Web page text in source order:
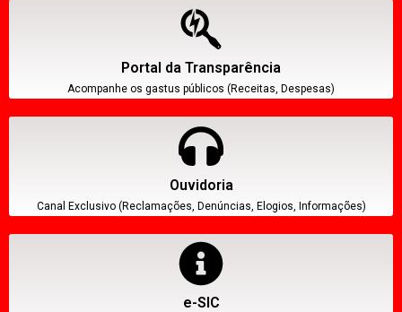
Portal da Transparência
Acompanhe os gastus públicos (Receitas, Despesas)
Ouvidoria
Canal Exclusivo (Reclamações, Denúncias, Elogios, Informações)
e-SIC